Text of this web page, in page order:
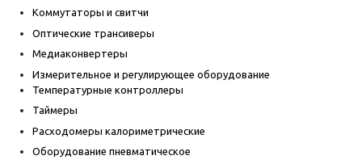
Коммутаторы и свитчи
Оптические трансиверы
Медиаконвертеры
Измерительное и регулирующее оборудование
Температурные контроллеры
Таймеры
Расходомеры калориметрические
Оборудование пневматическое